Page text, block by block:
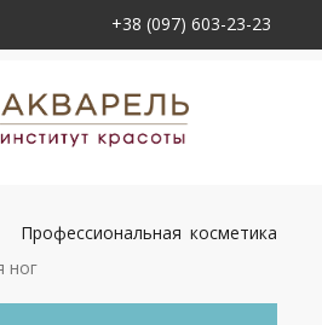
+38 (097) 603-23-23
Профессиональная косметика
ног